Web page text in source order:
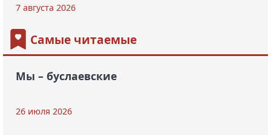
7 августа 2026
Самые читаемые
Мы – буслаевские
26 июля 2026